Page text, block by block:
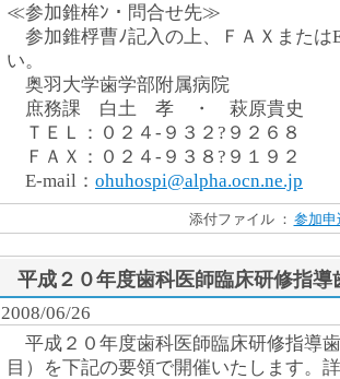
≪参加錐桙ﾝ・問合せ先≫
参加錐桴曹ﾉ記入の上、ＦＡＸまたは
い。
奥羽大学歯学部附属病院
庶務課 白土 孝 ・ 萩原貴史
ＴＥＬ：０２４‐９３２?９２６８
ＦＡＸ：０２４‐９３８?９１９２
E-mail： ohuhospi@alpha.ocn.ne.jp
添付ファイル ： 参加申
平成２０年度歯科医師臨床研修指
2008/06/26
平成２０年度歯科医師臨床研修指導
目）を下記の要領で開催いたします。